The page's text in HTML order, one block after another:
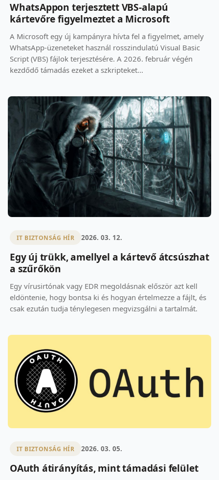
WhatsAppon terjesztett VBS-alapú
kártevőre figyelmeztet a Microsoft
A Microsoft egy új kampányra hívta fel a figyelmet, amely
WhatsApp-üzeneteket használ rosszindulatú Visual Basic
Script (VBS) fájlok terjesztésére. A 2026. február végén
kezdődő támadás ezeket a szkripteket...
IT BIZTONSÁG HÍR 2026. 03. 12.
Egy új trükk, amellyel a kártevő átcsúszhat
a szűrőkön
Egy vírusirtónak vagy EDR megoldásnak először azt kell
eldöntenie, hogy bontsa ki és hogyan értelmezze a fájlt, és
csak ezután tudja ténylegesen megvizsgálni a tartalmát.
IT BIZTONSÁG HÍR 2026. 03. 05.
OAuth átirányítás, mint támadási felület